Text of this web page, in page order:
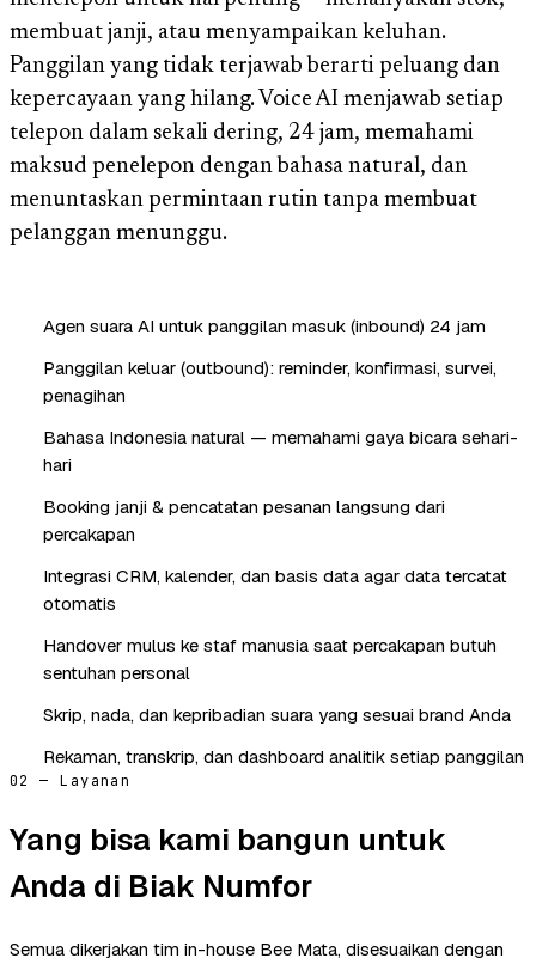
membuat janji, atau menyampaikan keluhan.
Panggilan yang tidak terjawab berarti peluang dan
kepercayaan yang hilang. Voice AI menjawab setiap
telepon dalam sekali dering, 24 jam, memahami
maksud penelepon dengan bahasa natural, dan
menuntaskan permintaan rutin tanpa membuat
pelanggan menunggu.
Agen suara AI untuk panggilan masuk (inbound) 24 jam
Panggilan keluar (outbound): reminder, konfirmasi, survei,
penagihan
Bahasa Indonesia natural — memahami gaya bicara sehari-
hari
Booking janji & pencatatan pesanan langsung dari
percakapan
Integrasi CRM, kalender, dan basis data agar data tercatat
otomatis
Handover mulus ke staf manusia saat percakapan butuh
sentuhan personal
Skrip, nada, dan kepribadian suara yang sesuai brand Anda
Rekaman, transkrip, dan dashboard analitik setiap panggilan
02 — Layanan
Yang bisa kami bangun untuk
Anda di Biak Numfor
Semua dikerjakan tim in-house Bee Mata, disesuaikan dengan